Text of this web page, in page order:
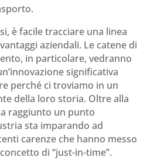
è facile tracciare una linea
aziendali. Le catene di
in particolare, vedranno
significativa
perché ci troviamo in un
della loro storia. Oltre alla
raggiunto un punto
sta imparando ad
carenze che hanno messo
di “just-in-time”.